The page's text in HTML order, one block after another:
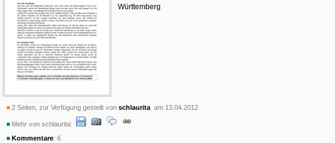
Württemberg
2 Seiten, zur Verfügung gestellt von schlaurita am 13.04.2012
Mehr von schlaurita:
Kommentare: 6